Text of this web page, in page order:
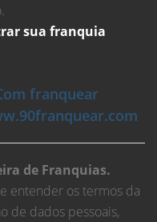
sua franquia
franquear
de Franquias.
entender os termos da
de dados pessoais,